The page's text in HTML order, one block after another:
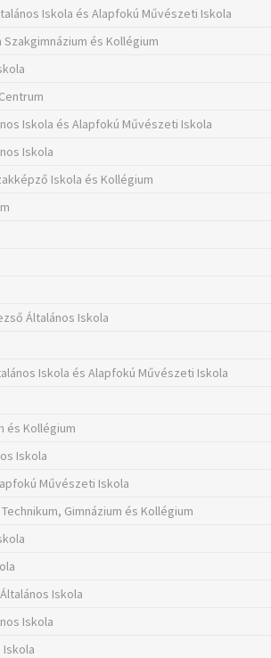
Iskola és Alapfokú Művészeti Iskola
és Kollégium
Iskola és Alapfokú Művészeti Iskola
Iskola
Iskola és Kollégium
Általános Iskola
Iskola és Alapfokú Művészeti Iskola
és Kollégium
Iskola
Művészeti Iskola
Gimnázium és Kollégium
Iskola
Iskola
Iskola